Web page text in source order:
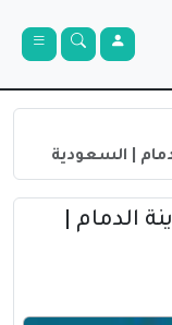
عيد الفطر 2022 مدينة الدمام |